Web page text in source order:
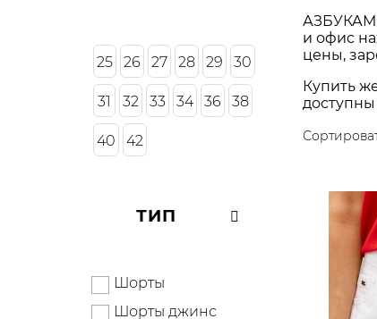
25 26 27 28 29 30
31 32 33 34 36 38
40 42
ТИП
Шорты
Шорты джинс
и офис
цены,
Купить